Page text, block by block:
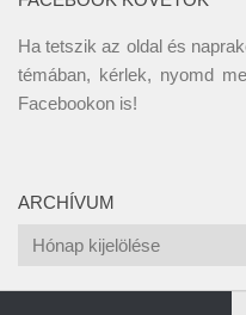
Ha tetszik az oldal és
témában, kérlek, nyomd
Facebookon is!
ARCHÍVUM
Archívum